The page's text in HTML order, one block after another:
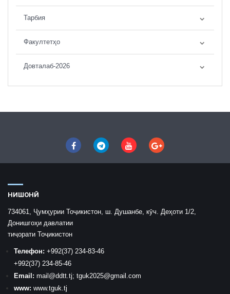
Тарбия
Факултетҳо
Довталаб-2026
НИШОНӢ
734061, Ҷумҳурии Тоҷикистон, ш. Душанбе, кӯч. Деҳоти 1/2,
Донишгоҳи давлатии
тиҷорати Тоҷикистон
Телефон: +992(37) 234-83-46
+992(37) 234-85-46
Email: mail @ddtt.tj; tguk2025@gmail.com
www: www.tguk.tj